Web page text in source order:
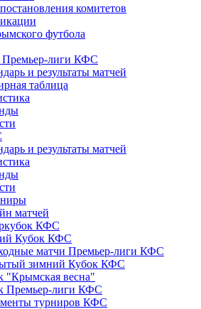
комитетов
футбола
Премьер-лиги КФС
и результаты матчей
таблица
и результаты матчей
матчей
КФС
Кубок КФС
матчи Премьер-лиги КФС
зимний Кубок КФС
"Крымская весна"
Премьер-лиги КФС
турниров КФС